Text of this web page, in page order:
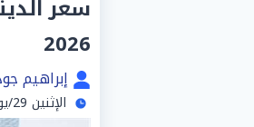
2026
إبراهيم
الإثنين 29/يونيو/2026 - 10:30 ص